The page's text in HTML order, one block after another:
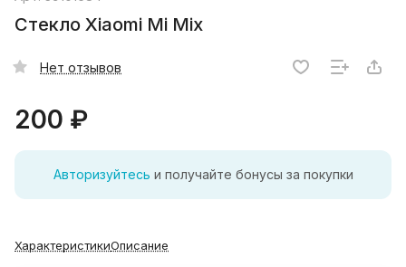
Стекло Xiaomi Mi Mix
Нет отзывов
200 ₽
Авторизуйтесь и получайте бонусы за покупки
ХарактеристикиОписание